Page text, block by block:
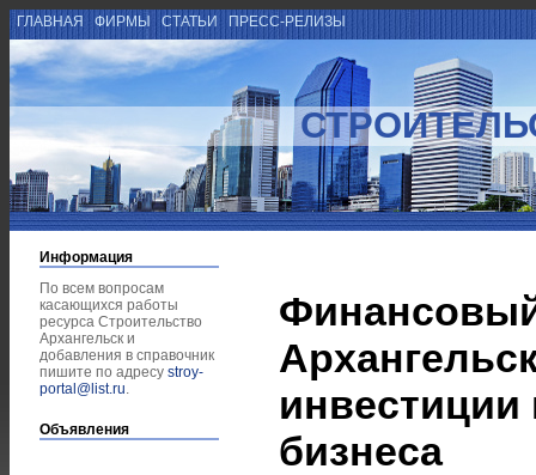
ГЛАВНАЯ ФИРМЫ СТАТЬИ ПРЕСС-РЕЛИЗЫ
Информация
По всем вопросам
касающихся работы
ресурса Строительство
Архангельск и
добавления в справочник
пишите по адресу stroy-
portal@list.ru.
Объявления
бизнеса